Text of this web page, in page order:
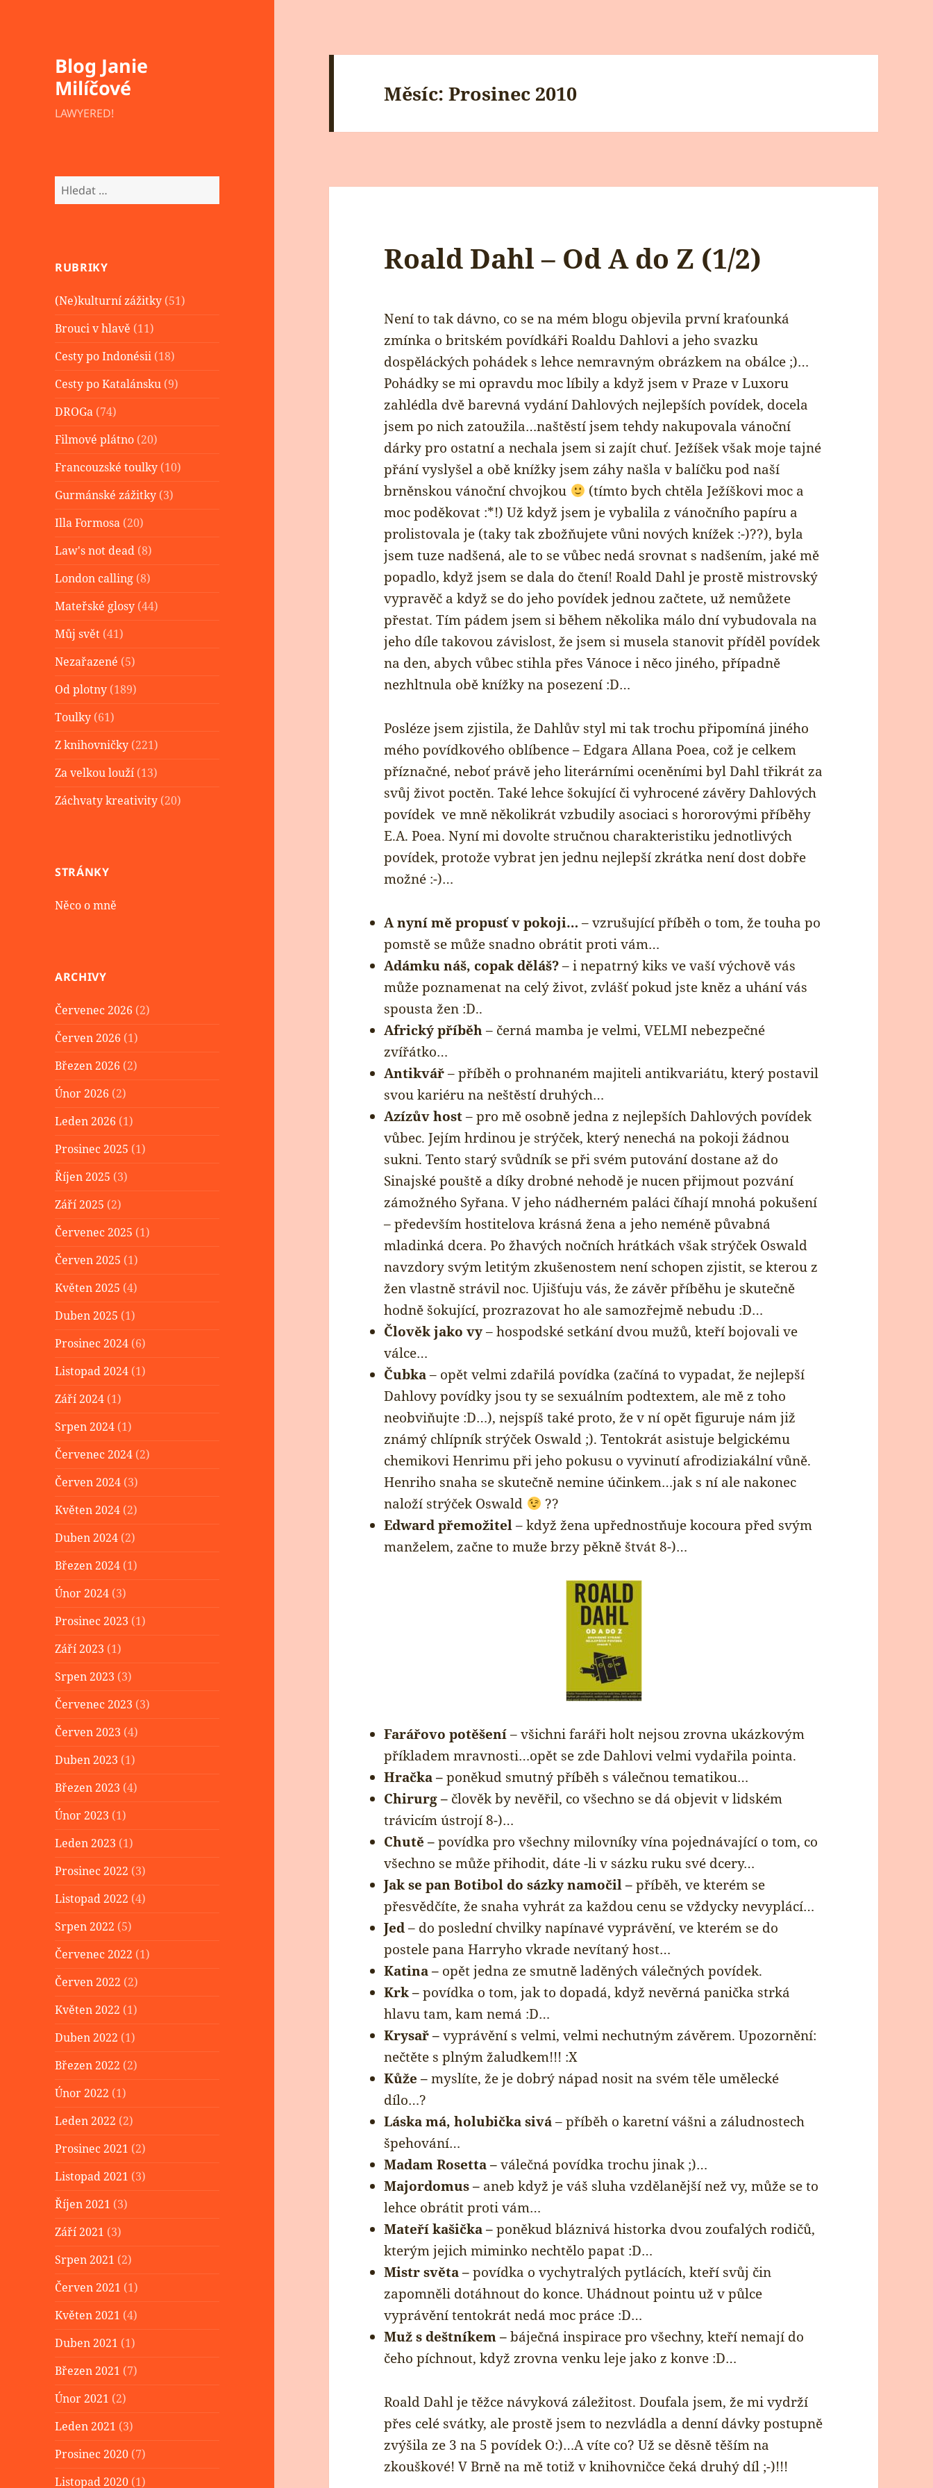
Blog Janie
Milíčové
LAWYERED!
Vyhledávání
RUBRIKY
(Ne)kulturní zážitky (51)
Brouci v hlavě (11)
Cesty po Indonésii (18)
Cesty po Katalánsku (9)
DROGa (74)
Filmové plátno (20)
Francouzské toulky (10)
Gurmánské zážitky (3)
Illa Formosa (20)
Law's not dead (8)
London calling (8)
Mateřské glosy (44)
Můj svět (41)
Nezařazené (5)
Od plotny (189)
Toulky (61)
Z knihovničky (221)
Za velkou louží (13)
Záchvaty kreativity (20)
STRÁNKY
Něco o mně
ARCHIVY
Červenec 2026 (2)
Červen 2026 (1)
Březen 2026 (2)
Únor 2026 (2)
Leden 2026 (1)
Prosinec 2025 (1)
Říjen 2025 (3)
Září 2025 (2)
Červenec 2025 (1)
Červen 2025 (1)
Květen 2025 (4)
Duben 2025 (1)
Prosinec 2024 (6)
Listopad 2024 (1)
Září 2024 (1)
Srpen 2024 (1)
Červenec 2024 (2)
Červen 2024 (3)
Květen 2024 (2)
Duben 2024 (2)
Březen 2024 (1)
Únor 2024 (3)
Prosinec 2023 (1)
Září 2023 (1)
Srpen 2023 (3)
Červenec 2023 (3)
Červen 2023 (4)
Duben 2023 (1)
Březen 2023 (4)
Únor 2023 (1)
Leden 2023 (1)
Prosinec 2022 (3)
Listopad 2022 (4)
Srpen 2022 (5)
Červenec 2022 (1)
Červen 2022 (2)
Květen 2022 (1)
Duben 2022 (1)
Březen 2022 (2)
Únor 2022 (1)
Leden 2022 (2)
Prosinec 2021 (2)
Listopad 2021 (3)
Říjen 2021 (3)
Září 2021 (3)
Srpen 2021 (2)
Červen 2021 (1)
Květen 2021 (4)
Duben 2021 (1)
Březen 2021 (7)
Únor 2021 (2)
Leden 2021 (3)
Prosinec 2020 (7)
Listopad 2020 (1)
Měsíc:Prosinec 2010
Roald Dahl – Od A do Z (1/2)
Není to tak dávno, co se na mém blogu objevila první kraťounká
zmínka o britském povídkáři Roaldu Dahlovi a jeho svazku
dospěláckých pohádek s lehce nemravným obrázkem na obálce ;)…
Pohádky se mi opravdu moc líbily a když jsem v Praze v Luxoru
zahlédla dvě barevná vydání Dahlových nejlepších povídek, docela
jsem po nich zatoužila…naštěstí jsem tehdy nakupovala vánoční
dárky pro ostatní a nechala jsem si zajít chuť. Ježíšek však moje tajné
přání vyslyšel a obě knížky jsem záhy našla v balíčku pod naší
brněnskou vánoční chvojkou
(tímto bych chtěla Ježíškovi moc a
moc poděkovat :*!) Už když jsem je vybalila z vánočního papíru a
prolistovala je (taky tak zbožňujete vůni nových knížek :-)??), byla
jsem tuze nadšená, ale to se vůbec nedá srovnat s nadšením, jaké mě
popadlo, když jsem se dala do čtení! Roald Dahl je prostě mistrovský
vypravěč a když se do jeho povídek jednou začtete, už nemůžete
přestat. Tím pádem jsem si během několika málo dní vybudovala na
jeho díle takovou závislost, že jsem si musela stanovit příděl povídek
na den, abych vůbec stihla přes Vánoce i něco jiného, případně
nezhltnula obě knížky na posezení :D…
Posléze jsem zjistila, že Dahlův styl mi tak trochu připomíná jiného
mého povídkového oblíbence – Edgara Allana Poea, což je celkem
příznačné, neboť právě jeho literárními oceněními byl Dahl třikrát za
svůj život poctěn. Také lehce šokující či vyhrocené závěry Dahlových
povídek ve mně několikrát vzbudily asociaci s hororovými příběhy
E.A. Poea. Nyní mi dovolte stručnou charakteristiku jednotlivých
povídek, protože vybrat jen jednu nejlepší zkrátka není dost dobře
možné :-)…
A nyní mě propusť v pokoji…– vzrušující příběh o tom, že touha po
pomstě se může snadno obrátit proti vám…
Adámku náš, copak děláš?– i nepatrný kiks ve vaší výchově vás
může poznamenat na celý život, zvlášť pokud jste kněz a uhání vás
spousta žen :D..
Africký příběh– černá mamba je velmi, VELMI nebezpečné
zvířátko…
Antikvář– příběh o prohnaném majiteli antikvariátu, který postavil
svou kariéru na neštěstí druhých…
Azízův host– pro mě osobně jedna z nejlepších Dahlových povídek
vůbec. Jejím hrdinou je strýček, který nenechá na pokoji žádnou
sukni. Tento starý svůdník se při svém putování dostane až do
Sinajské pouště a díky drobné nehodě je nucen přijmout pozvání
zámožného Syřana. V jeho nádherném paláci číhají mnohá pokušení
– především hostitelova krásná žena a jeho neméně půvabná
mladinká dcera. Po žhavých nočních hrátkách však strýček Oswald
navzdory svým letitým zkušenostem není schopen zjistit, se kterou z
žen vlastně strávil noc. Ujišťuju vás, že závěr příběhu je skutečně
hodně šokující, prozrazovat ho ale samozřejmě nebudu :D…
Člověk jako vy– hospodské setkání dvou mužů, kteří bojovali ve
válce…
Čubka– opět velmi zdařilá povídka (začíná to vypadat, že nejlepší
Dahlovy povídky jsou ty se sexuálním podtextem, ale mě z toho
neobviňujte :D…), nejspíš také proto, že v ní opět figuruje nám již
známý chlípník strýček Oswald ;). Tentokrát asistuje belgickému
chemikovi Henrimu při jeho pokusu o vyvinutí afrodiziakální vůně.
Henriho snaha se skutečně nemine účinkem…jak s ní ale nakonec
naloží strýček Oswald
??
Edward přemožitel– když žena upřednostňuje kocoura před svým
manželem, začne to muže brzy pěkně štvát 8-)…
Farářovo potěšení– všichni faráři holt nejsou zrovna ukázkovým
příkladem mravnosti…opět se zde Dahlovi velmi vydařila pointa.
Hračka –poněkud smutný příběh s válečnou tematikou…
Chirurg – člověk by nevěřil, co všechno se dá objevit v lidském
trávicím ústrojí 8-)…
Chutě –povídka pro všechny milovníky vína pojednávající o tom, co
všechno se může přihodit, dáte -li v sázku ruku své dcery…
Jak se pan Botibol do sázky namočil –příběh, ve kterém se
přesvědčíte, že snaha vyhrát za každou cenu se vždycky nevyplácí…
Jed– do poslední chvilky napínavé vyprávění, ve kterém se do
postele pana Harryho vkrade nevítaný host…
Katina – opět jedna ze smutně laděných válečných povídek.
Krk –povídka o tom, jak to dopadá, když nevěrná panička strká
hlavu tam, kam nemá :D…
Krysař –vyprávění s velmi, velmi nechutným závěrem. Upozornění:
nečtěte s plným žaludkem!!! :X
Kůže –myslíte, že je dobrý nápad nosit na svém těle umělecké
dílo…?
Láska má, holubička sivá– příběh o karetní vášni a záludnostech
špehování…
Madam Rosetta –válečná povídka trochu jinak ;)…
Majordomus – aneb když je váš sluha vzdělanější než vy, může se to
lehce obrátit proti vám…
Mateří kašička –poněkud bláznivá historka dvou zoufalých rodičů,
kterým jejich miminko nechtělo papat :D…
Mistr světa –povídka o vychytralých pytlácích, kteří svůj čin
zapomněli dotáhnout do konce. Uhádnout pointu už v půlce
vyprávění tentokrát nedá moc práce :D…
Muž s deštníkem –báječná inspirace pro všechny, kteří nemají do
čeho píchnout, když zrovna venku leje jako z konve :D…
Roald Dahl je těžce návyková záležitost. Doufala jsem, že mi vydrží
přes celé svátky, ale prostě jsem to nezvládla a denní dávky postupně
zvýšila ze 3 na 5 povídek O:)…A víte co? Už se děsně těším na
zkouškové! V Brně na mě totiž v knihovničce čeká druhý díl ;-)!!!